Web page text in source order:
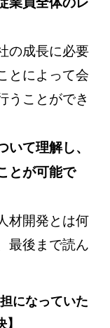
の成長に必要
とによって会
うことができ
いて理解し、
とが可能で
材開発とは何
最後まで読ん
になっていた